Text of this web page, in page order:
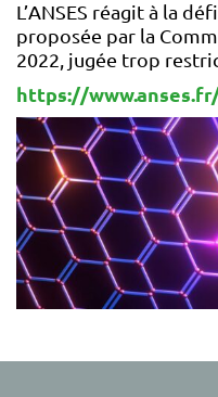
L’ANSES réagit à la
proposée par la
2022, jugée trop
https://